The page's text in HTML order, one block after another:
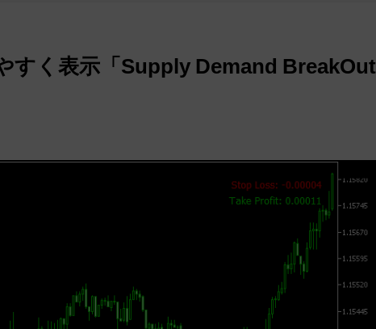
すく表示「Supply Demand BreakOut